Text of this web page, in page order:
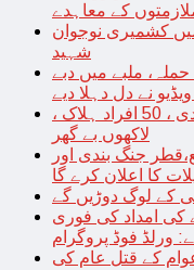
کے معاہدے
کشمیری نوجوان
شہید
ملبے میں دبے
نے دل دہلا دیے
صومالیہ میں سیلاب نے تباہی مچا دی ، 50 افراد ہلاک ،
لاکھوں بے گھر
جنگ بندی اور
کا اعلان کرے گا
کے لوگ دوڑیں گے
پینے کی امداد کی فوری
ورلڈ فوڈ پروگرام
کے قتل عام کی